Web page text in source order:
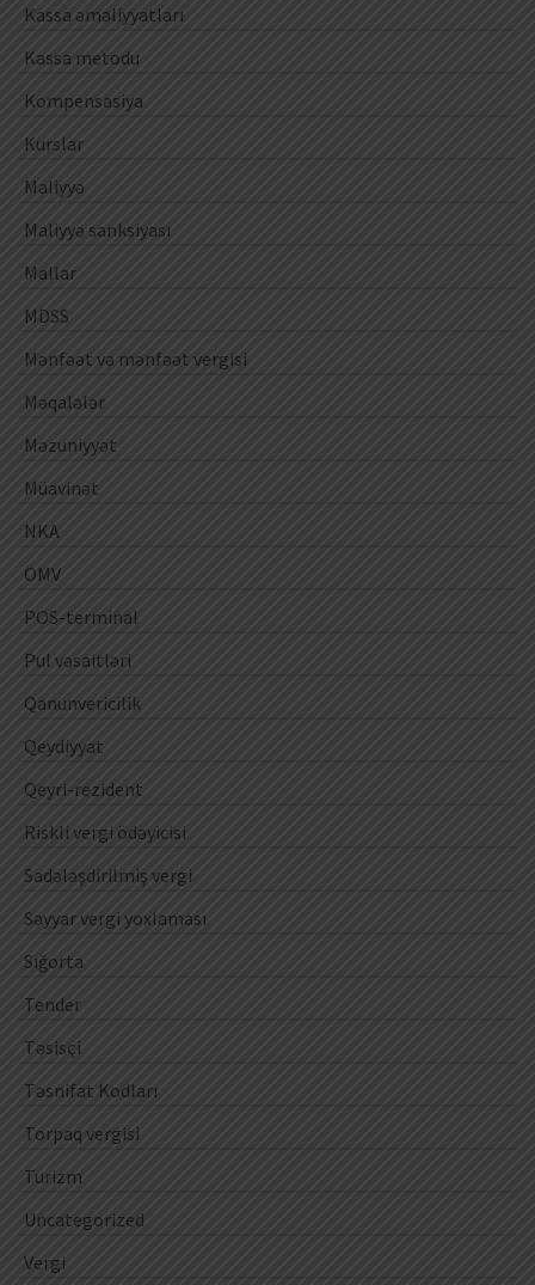
Kassa əməliyyatları
Kassa metodu
Kompensasiya
Kurslar
Maliyyə
Maliyyə sanksiyası
Mallar
MDSS
Mənfəət və mənfəət vergisi
Məqalələr
Məzuniyyət
Müavinət
NKA
ÖMV
POS-terminal
Pul vəsaitləri
Qanunvericilik
Qeydiyyat
Qeyri-rezident
Riskli vergi ödəyicisi
Sadələşdirilmiş vergi
Səyyar vergi yoxlaması
Sığorta
Tender
Təsisçi
Təsnifat Kodları
Torpaq vergisi
Turizm
Uncategorized
Vergi